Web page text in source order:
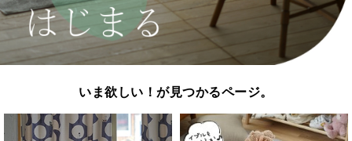
いま欲しい！が見つかるページ。